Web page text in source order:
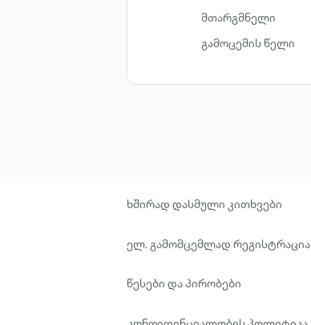
მთარგმნელი
გამოცემის წელი
ხშირად დასმული კითხვები
ელ. გამომცემლად რეგისტრაცია
წესები და პირობები